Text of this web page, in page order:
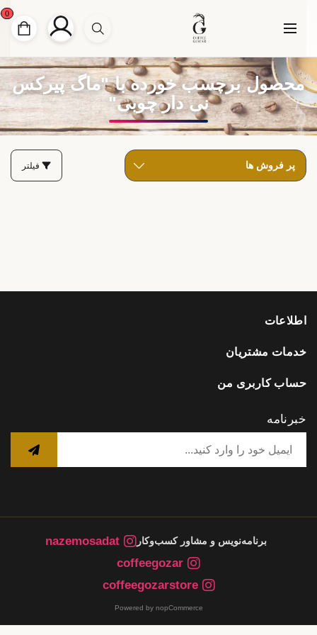
0
محصول برچسب خورده با "ماگ پیرکس
نی دار چوبی"
فیلتر
اطلاعات
خدمات مشتریان
حساب کاربری من
خبرنامه
برنامه‌نویس و مشاور کسب‌وکار
nazemosadat
coffeegozar
coffeegozarstore
Powered by nopCommerce